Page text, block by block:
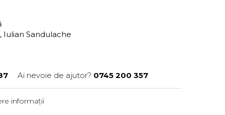
Iulian Sandulache
Ai nevoie de ajutor? 0745 200 357
informații